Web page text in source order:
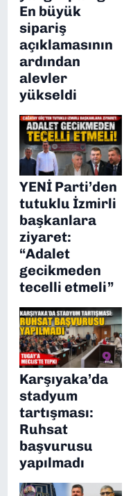
En büyük
sipariş
açıklamasının
ardından
alevler
yükseldi
YENİ Parti’den
tutuklu İzmirli
başkanlara
ziyaret:
“Adalet
gecikmeden
tecelli etmeli”
Karşıyaka’da
stadyum
tartışması:
Ruhsat
başvurusu
yapılmadı